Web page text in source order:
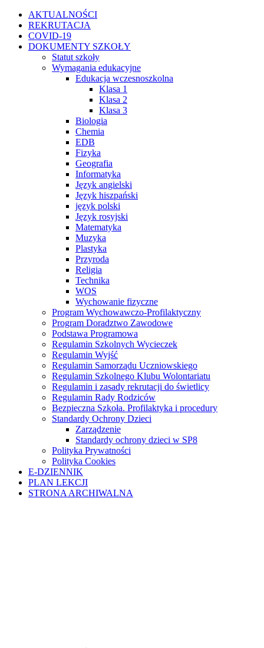
Przejdź
zawartości
Facebook
Instagram
WhatsApp
Twitter
YouTubeAKTUALNOŚCI
REKRUTACJA
COVID-19
DOKUMENTY SZKOŁY
Statut szkoły
Wymagania edukacyjne
Edukacja wczesnoszkolna
Klasa 1
Klasa 2
Klasa 3
Biologia
Chemia
EDB
Fizyka
Geografia
Informatyka
Język angielski
Język hiszpański
język polski
Język rosyjski
Matematyka
Muzyka
Plastyka
Przyroda
Religia
Technika
WOS
Wychowanie fizyczne
Program Wychowawczo-Profilaktyczny
Program Doradztwo Zawodowe
Podstawa Programowa
Regulamin Szkolnych Wycieczek
Regulamin Wyjść
Regulamin Samorządu Uczniowskiego
Regulamin Szkolnego Klubu Wolontariatu
Regulamin i zasady rekrutacji do świetlicy
Regulamin Rady Rodziców
Bezpieczna Szkoła. Profilaktyka i procedury
Standardy Ochrony Dzieci
Zarządzenie
Standardy ochrony dzieci w SP8
Polityka Prywatności
Polityka Cookies
E-DZIENNIK
PLAN LEKCJI
STRONA ARCHIWALNA